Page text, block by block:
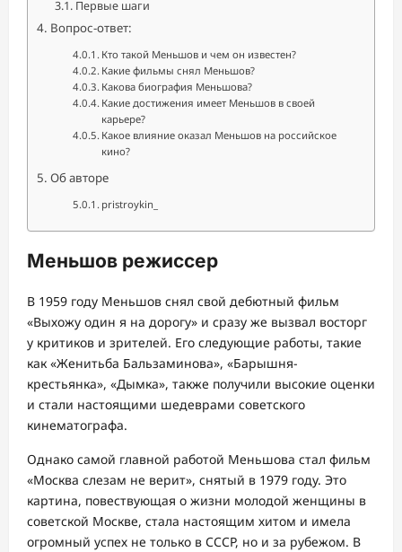
Первые шаги
Вопрос-ответ:
Кто такой Меньшов и чем он известен?
Какие фильмы снял Меньшов?
Какова биография Меньшова?
Какие достижения имеет Меньшов в своей
карьере?
Какое влияние оказал Меньшов на российское
кино?
Об авторе
pristroykin_
Меньшов режиссер
В 1959 году Меньшов снял свой дебютный фильм
«Выхожу один я на дорогу» и сразу же вызвал восторг
у критиков и зрителей. Его следующие работы, такие
как «Женитьба Бальзаминова», «Барышня-
крестьянка», «Дымка», также получили высокие оценки
и стали настоящими шедеврами советского
кинематографа.
Однако самой главной работой Меньшова стал фильм
«Москва слезам не верит», снятый в 1979 году. Это
картина, повествующая о жизни молодой женщины в
советской Москве, стала настоящим хитом и имела
огромный успех не только в СССР, но и за рубежом. В